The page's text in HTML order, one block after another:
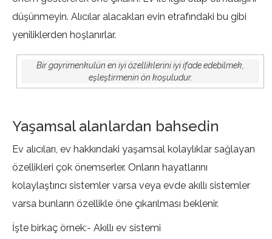
düşünmeyin. Alıcılar alacakları evin etrafındaki bu gibi
yeniliklerden hoşlanırlar.
Bir gayrimenkulün en iyi özelliklerini iyi ifade edebilmek,
eşleştirmenin ön koşuludur.
Yaşamsal alanlardan bahsedin
Ev alıcıları, ev hakkındaki yaşamsal kolaylıklar sağlayan
özellikleri çok önemserler. Onların hayatlarını
kolaylaştırıcı sistemler varsa veya evde akıllı sistemler
varsa bunların özellikle öne çıkarılması beklenir.
İşte birkaç örnek:- Akıllı ev sistemi